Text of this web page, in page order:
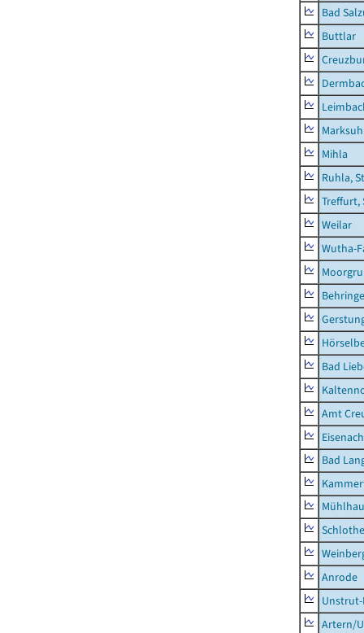
Bad
Buttlar
Mihla
Ruhla,
Treffurt,
Weilar
Wutha-
Bad
Amt
Bad
Anrode
Artern/